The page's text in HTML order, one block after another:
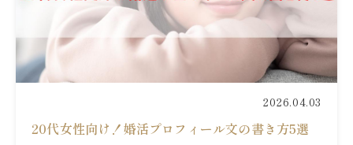
2026.04.03
20代女性向け！婚活プロフィール文の書き方5選